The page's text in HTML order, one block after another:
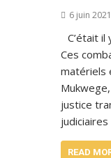
6 juin 2021
C’était
Ces
matériels
justice
READ